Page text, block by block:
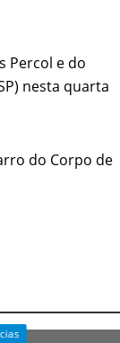
Percol e do
nesta quarta
do Corpo de